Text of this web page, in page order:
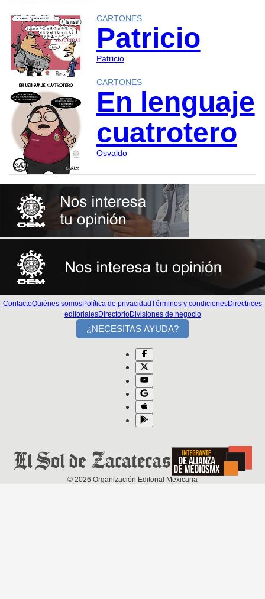
CARTONES
Patricio
Patricio
CARTONES
En lenguaje
cuatrotero
Osvaldo
ContactoQuiénes somosPolítica de privacidadTérminos y condicionesDirectrices
editorialesDirectorioDivisiones de negocio
¿NECESITAS AYUDA?
© 2026 Organización Editorial Mexicana